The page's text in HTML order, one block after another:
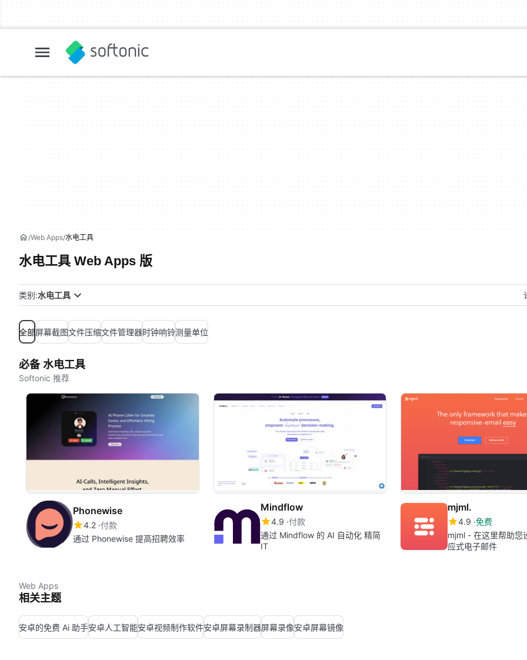
Web Apps 水电工具
水电工具 Web Apps 版
类别:水电工具
全部屏幕截图文件压缩文件管理器时钟响铃测量单位
必备 水电工具
Softonic 推荐
Phonewise
4.2 付款
通过 Phonewise 提高招聘效率
Mindflow
4.9 付款
通过 Mindflow 的 AI 自动化 精简
IT
mjml.
4.9 免费
mjml - 在这里帮助您
应式电子邮件
Web Apps
相关主题
安卓的免费 Ai 助手安卓人工智能安卓视频制作软件安卓屏幕录制器屏幕录像安卓屏幕镜像